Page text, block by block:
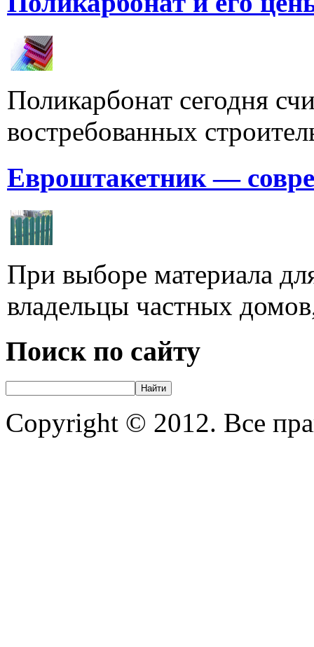
Поликарбонат сегодня
востребованных
Евроштакетник —
При выборе материала
владельцы частных
Поиск по сайту
Copyright © 2012. Все